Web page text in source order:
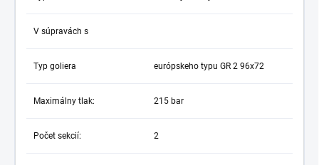
V súpravách s
Typ goliera európskeho typu GR 2 96x72
Maximálny tlak: 215 bar
Počet sekcií: 2